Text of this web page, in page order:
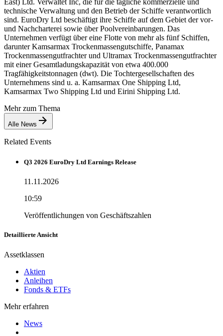
technische Verwaltung und den Betrieb der Schiffe verantwortlich
sind. EuroDry Ltd beschäftigt ihre Schiffe auf dem Gebiet der vor-
und Nachcharterei sowie über Poolvereinbarungen. Das
Unternehmen verfügt über eine Flotte von mehr als fünf Schiffen,
darunter Kamsarmax Trockenmassengutschiffe, Panamax
Trockenmassengutfrachter und Ultramax Trockenmassengutfrachter
mit einer Gesamtladungskapazität von etwa 400.000
Tragfähigkeitstonnagen (dwt). Die Tochtergesellschaften des
Unternehmens sind u. a. Kamsarmax One Shipping Ltd,
Kamsarmax Two Shipping Ltd und Eirini Shipping Ltd.
Mehr zum Thema
Alle News
Related Events
Q3 2026 EuroDry Ltd Earnings Release
11.11.2026
10:59
Veröffentlichungen von Geschäftszahlen
Detaillierte Ansicht
Assetklassen
Aktien
Anleihen
Fonds & ETFs
Mehr erfahren
News